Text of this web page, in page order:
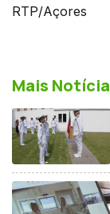
RTP/Açores
Mais